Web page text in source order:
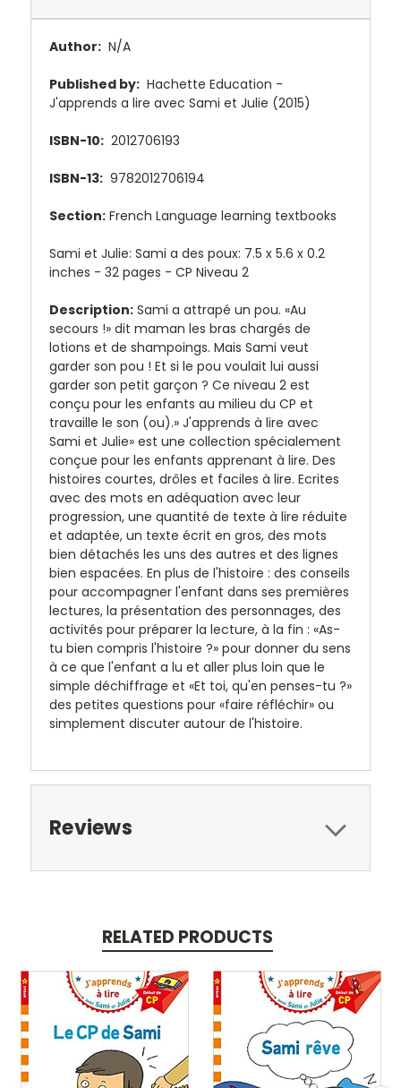
Author: N/A
Published by: Hachette Education -
J'apprends a lire avec Sami et Julie (2015)
ISBN-10: 2012706193
ISBN-13: 9782012706194
Section: French Language learning textbooks
Sami et Julie: Sami a des poux: 7.5 x 5.6 x 0.2
inches - 32 pages - CP Niveau 2
Description: Sami a attrapé un pou. «Au
secours !» dit maman les bras chargés de
lotions et de shampoings. Mais Sami veut
garder son pou ! Et si le pou voulait lui aussi
garder son petit garçon ? Ce niveau 2 est
conçu pour les enfants au milieu du CP et
travaille le son (ou).» J'apprends à lire avec
Sami et Julie» est une collection spécialement
conçue pour les enfants apprenant à lire. Des
histoires courtes, drôles et faciles à lire. Ecrites
avec des mots en adéquation avec leur
progression, une quantité de texte à lire réduite
et adaptée, un texte écrit en gros, des mots
bien détachés les uns des autres et des lignes
bien espacées. En plus de l'histoire : des conseils
pour accompagner l'enfant dans ses premières
lectures, la présentation des personnages, des
activités pour préparer la lecture, à la fin : «As-
tu bien compris l'histoire ?» pour donner du sens
à ce que l'enfant a lu et aller plus loin que le
simple déchiffrage et «Et toi, qu'en penses-tu ?»
des petites questions pour «faire réfléchir» ou
simplement discuter autour de l'histoire.
Reviews
RELATED PRODUCTS